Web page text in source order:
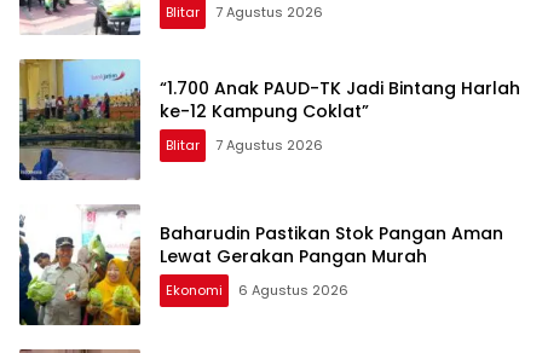
Blitar 7 Agustus 2026
“1.700 Anak PAUD-TK Jadi Bintang Harlah
ke-12 Kampung Coklat”
Blitar 7 Agustus 2026
Baharudin Pastikan Stok Pangan Aman
Lewat Gerakan Pangan Murah
Ekonomi 6 Agustus 2026